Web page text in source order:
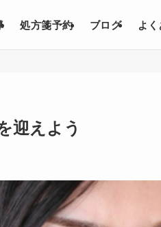
処方箋予約 ブログ よ
迎えよう